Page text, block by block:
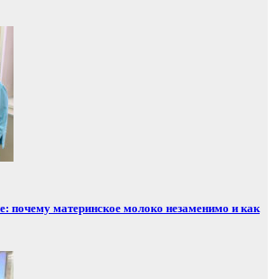
почему материнское молоко незаменимо и как